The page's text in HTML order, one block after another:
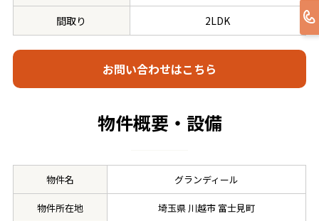
間取り 2LDK
お問い合わせはこちら
物件概要・設備
物件名 グランディール
物件所在地 埼玉県 川越市 富士見町